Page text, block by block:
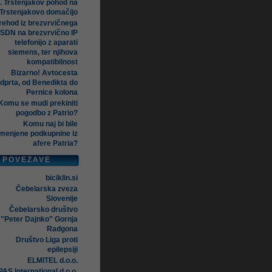
Trstenjakov pohod na
Trstenjakovo domačijo
iz brezvrvičnega
ISDN na brezvrvično IP
telefonijo z aparati
siemens, ter njihova
kompatibilnost
Bizarno! Avtocesta
od Benedikta do
Pernice kolona
Komu se mudi prekiniti
pogodbo z Patrio?
Komu naj bi bile
podkupnine iz
afere Patria?
POVEZAVE
biciklin.si
Čebelarska zveza
Slovenije
Čebelarsko društvo
"Peter Dajnko" Gornja
Radgona
Društvo Liga proti
epilepsiji
ELMITEL d.o.o.